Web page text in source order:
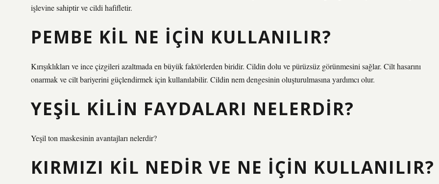
işlevine sahiptir ve cildi hafifletir.
PEMBE KIL NE IÇIN KULLANILIR?
Kırışıklıkları ve ince çizgileri azaltmada en büyük faktörlerden biridir. Cildin dolu ve pürüzsüz görünmesini sağlar. Cilt hasarını
onarmak ve cilt bariyerini güçlendirmek için kullanılabilir. Cildin nem dengesinin oluşturulmasına yardımcı olur.
YEŞIL KILIN FAYDALARI NELERDIR?
Yeşil ton maskesinin avantajları nelerdir?
KIRMIZI KIL NEDIR VE NE IÇIN KULLANILIR?